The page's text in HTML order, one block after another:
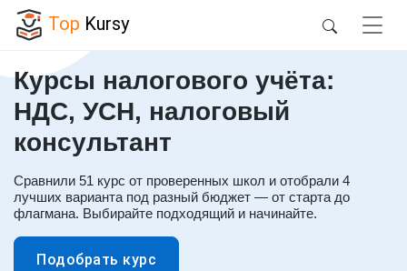
Top Kursy
Курсы налогового учёта:
НДС, УСН, налоговый
консультант
Сравнили 51 курс от проверенных школ и отобрали 4
лучших варианта под разный бюджет — от старта до
флагмана. Выбирайте подходящий и начинайте.
Подобрать курс